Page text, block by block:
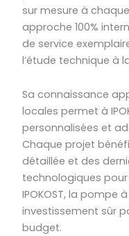
sur mesure à
approche 100%
de service
l’étude technique à
Sa connaissance
locales permet à
personnalisées et
Chaque projet
détaillée et des
technologiques
IPOKOST, la pompe
investissement sûr
budget.